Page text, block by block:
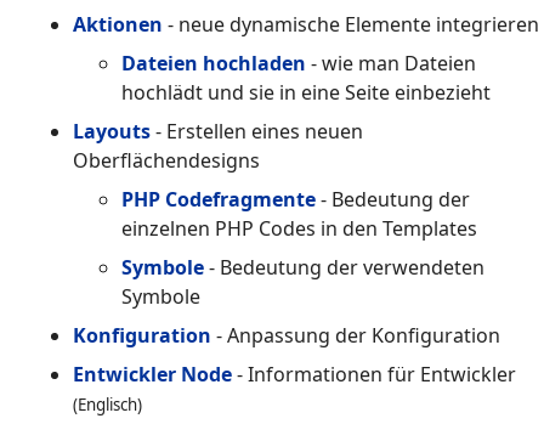
Aktionen - neue dynamische Elemente integrieren
Dateien hochladen - wie man Dateien
hochlädt und sie in eine Seite einbezieht
Layouts- Erstellen eines neuen
Oberflächendesigns
PHP Codefragmente- Bedeutung der
einzelnen PHP Codes in den Templates
Symbole- Bedeutung der verwendeten
Symbole
Konfiguration - Anpassung der Konfiguration
Entwickler Node- Informationen für Entwickler
(Englisch)